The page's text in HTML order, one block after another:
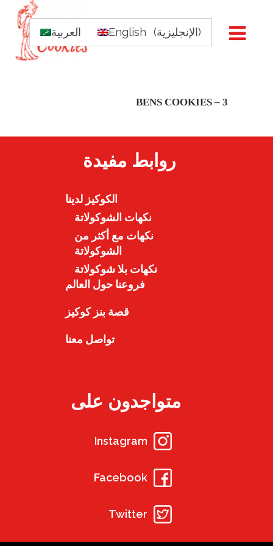
العربية English (الإنجليزية)
BENS COOKIES – 3
روابط مفيدة
الكوكيز لدينا
نكهات الشوكولاتة
نكهات مع أكثر من
الشوكولاتة
نكهات بلا شوكولاتة
فروعنا حول العالم
قصة بنز كوكيز
تواصل معنا
متواجدون على
Instagram
Facebook
Twitter